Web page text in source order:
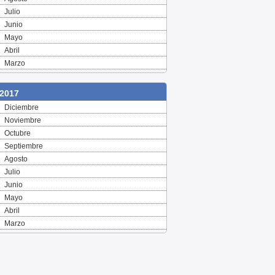
Julio
Junio
Mayo
Abril
Marzo
2017
Diciembre
Noviembre
Octubre
Septiembre
Agosto
Julio
Junio
Mayo
Abril
Marzo